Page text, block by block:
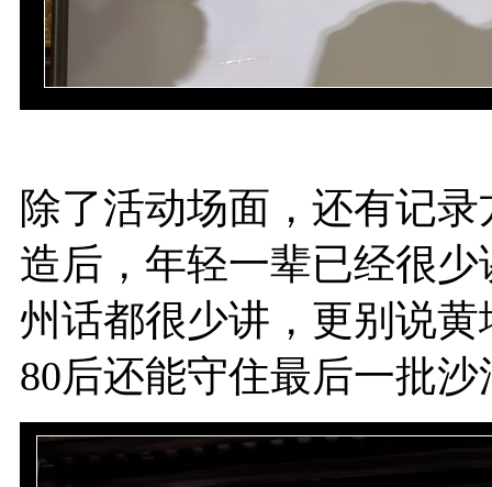
除了活动场面，还有记
造后，年轻一辈已经很
州话都很少讲，更别说
80后还能守住最后一批